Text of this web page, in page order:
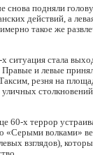
снова подняли
действий, а
такое же
ситуация стала
Правые и левые
резня на
60-х террор
«Серыми волками»
взглядов),